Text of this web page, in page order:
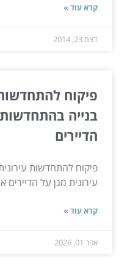
קרא עוד »
דצמ 23, 2014
פיקוח
בנייה
הדיירים
פיקוח להתחדשות
עירונית מגן על
קרא עוד »
אפר 01, 2026